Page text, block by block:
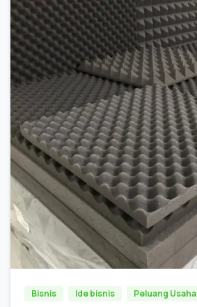
Bisnis Ide bisnis Peluang Usaha